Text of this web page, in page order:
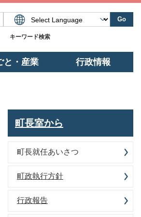
Go
キーワード検索
と・産業 行政情報
町長室から
町長就任あいさつ
町政執行方針
行政報告